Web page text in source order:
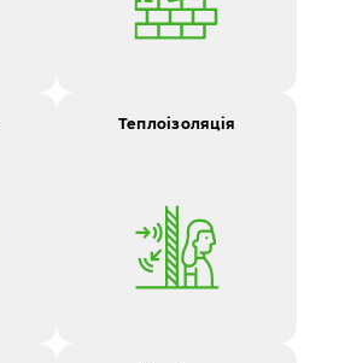
Теплоізоляція